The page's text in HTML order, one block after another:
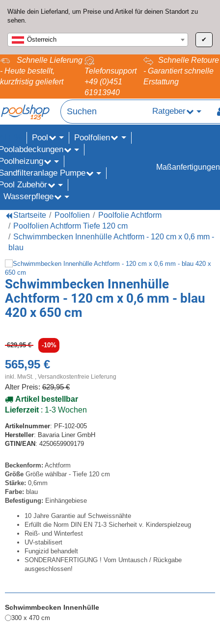
Wähle dein Lieferland, um Preise und Artikel für deinen Standort zu
sehen.
Österreich ✔
Schnelle Lieferung
- Heute bestellt,
kurzfristig geliefert
Telefonsupport
+49 (0)451
61913940
Schnelle Retoure
- Garantiert schnelle
Erstattung
Ratgeber
Pool
Poolfolien
Pumpe
Zubehör
Wasserpflege
Maßanfertigungen
Startseite Poolfolien
Poolfolie Achtform
Poolfolien Achtform Tiefe 120 cm
Schwimmbecken Innenhülle Achtform - 120 cm x 0,6 mm -
blau
Schwimmbecken Innenhülle
Achtform - 120 cm x 0,6 mm - blau
420 x 650 cm
629,95 € -10%
565,95 €
inkl. MwSt. , Versandkostenfreie Lieferung
Alter Preis: 629,95 €
Artikel bestellbar
Lieferzeit : 1-3 Wochen
Artikelnummer: PF-102-005
Hersteller: Bavaria Liner GmbH
GTIN/EAN : 4250659909179
Beckenform: Achtform
Größe Größe wählbar - Tiefe 120 cm
Stärke: 0,6mm
Farbe: blau
Befestigung: Einhängebiese
10 Jahre Garantie auf Schweissnähte
Erfüllt die Norm DIN EN 71-3 Sicherheit v. Kinderspielzeug
Reiß- und Winterfest
UV-stabilisert
Fungizid behandelt
SONDERANFERTIGUNG ! Vom Umtausch / Rückgabe
ausgeschlossen!
Schwimmbecken Innenhülle
300 x 470 cm